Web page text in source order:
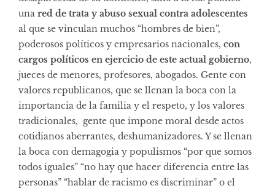
una red de trata y abuso sexual contra adolescentes
al que se vinculan muchos “hombres de bien”,
poderosos políticos y empresarios nacionales, con
cargos políticos en ejercicio de este actual gobierno,
jueces de menores, profesores, abogados. Gente con
valores republicanos, que se llenan la boca con la
importancia de la familia y el respeto, y los valores
tradicionales, gente que impone moral desde actos
cotidianos aberrantes, deshumanizadores. Y se llenan
la boca con demagogia y populismos “por que somos
todos iguales” “no hay que hacer diferencia entre las
personas” “hablar de racismo es discriminar” o el